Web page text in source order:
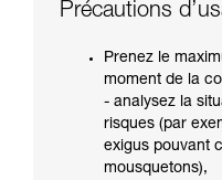
Précautions
Prenez le
moment de la
- analysez la
risques (par
exigus pouvant
mousquetons),